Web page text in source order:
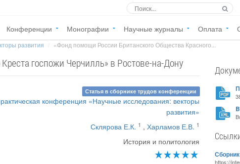
Конференции Монографии Научные журналы Оплата
развития «Фонд помощи России Британского Общества Красного...
госпожи Черчилль» в Ростове-на-Дону
Статья в сборнике трудов конференции
конференция «Научные исследования: векторы
развития»
Склярова Е.К. 1 ,Харламов Е.В. 1
История и политология
Сборник
https://